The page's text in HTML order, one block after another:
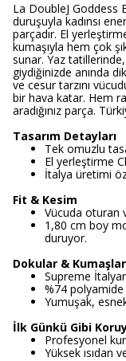
La DoubleJ Goddess
duruşuyla kadınsı
parçadır. El
kumaşıyla hem çok
sunar. Yaz
giydiğinizde anında
ve cesur tarzını
bir hava katar. Hem
aradığınız parça.
Tasarım Detayları
Tek omuzlu
El yerleştirme
İtalya üretimi
Fit & Kesim
Vücuda oturan
1,80 cm boy
duruyor.
Dokular & Kumaşlar
Supreme
%74
Yumuşak,
İlk Günkü Gibi
Profesyonel
Yüksek ısıdan